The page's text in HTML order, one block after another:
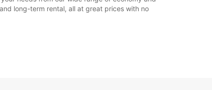
long-term rental, all at great prices with no